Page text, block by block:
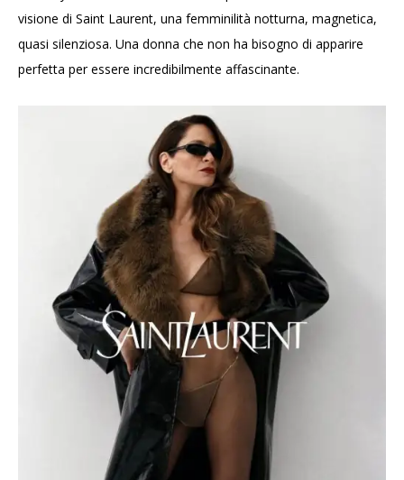
visione di Saint Laurent, una femminilità notturna, magnetica,
quasi silenziosa. Una donna che non ha bisogno di apparire
perfetta per essere incredibilmente affascinante.